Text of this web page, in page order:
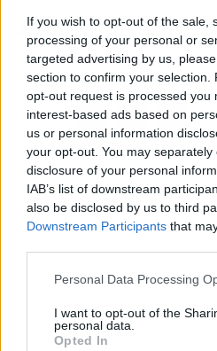
If you wish to opt-out of the sale,
processing of your personal or
targeted advertising by us,
section to confirm your selection.
opt-out request is processed you
interest-based ads based on
us or personal information
your opt-out. You may
disclosure of your personal
IAB’s list of downstream
also be disclosed by us to third
Downstream Participants that
Personal Data Processing
I want to opt-out of the
personal data.
Opted In
Intermedical SS y su
servico de transporte
medicalizado integral